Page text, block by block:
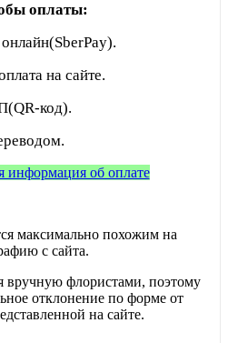
оплаты:
на сайте.
код).
информация об оплате
максимально похожим на
с сайта.
вручную флористами, поэтому
отклонение по форме от
на сайте.